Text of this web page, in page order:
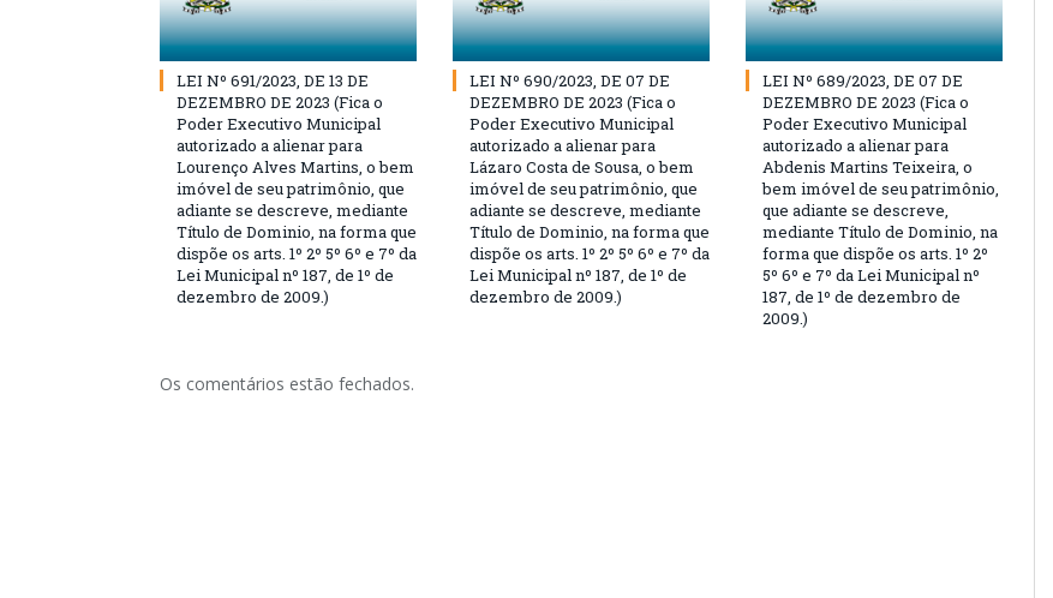
LEI Nº 691/2023, DE 13 DE
DEZEMBRO DE 2023 (Fica o
Poder Executivo Municipal
autorizado a alienar para
Lourenço Alves Martins, o bem
imóvel de seu patrimônio, que
adiante se descreve, mediante
Título de Dominio, na forma que
dispõe os arts. 1º 2º 5º 6º e 7º da
Lei Municipal nº 187, de 1º de
dezembro de 2009.)
LEI Nº 690/2023, DE 07 DE
DEZEMBRO DE 2023 (Fica o
Poder Executivo Municipal
autorizado a alienar para
Lázaro Costa de Sousa, o bem
imóvel de seu patrimônio, que
adiante se descreve, mediante
Título de Dominio, na forma que
dispõe os arts. 1º 2º 5º 6º e 7º da
Lei Municipal nº 187, de 1º de
dezembro de 2009.)
LEI Nº 689/2023, DE 07 DE
DEZEMBRO DE 2023 (Fica o
Poder Executivo Municipal
autorizado a alienar para
Abdenis Martins Teixeira, o
bem imóvel de seu patrimônio,
que adiante se descreve,
mediante Título de Dominio, na
forma que dispõe os arts. 1º 2º
5º 6º e 7º da Lei Municipal nº
187, de 1º de dezembro de
2009.)
Os comentários estão fechados.